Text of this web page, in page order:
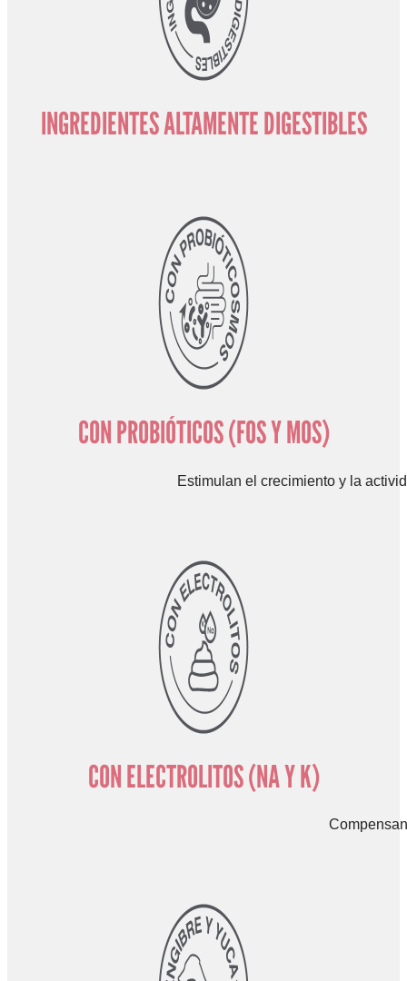
INGREDIENTES ALTAMENTE DIGESTIBLES
CON PROBIÓTICOS (FOS Y MOS)
Estimulan el crecimiento y la
CON ELECTROLITOS (NA Y K)